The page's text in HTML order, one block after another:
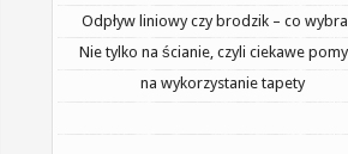
Odpływ liniowy czy brodzik – co
Nie tylko na ścianie, czyli ciekawe
na wykorzystanie tapety